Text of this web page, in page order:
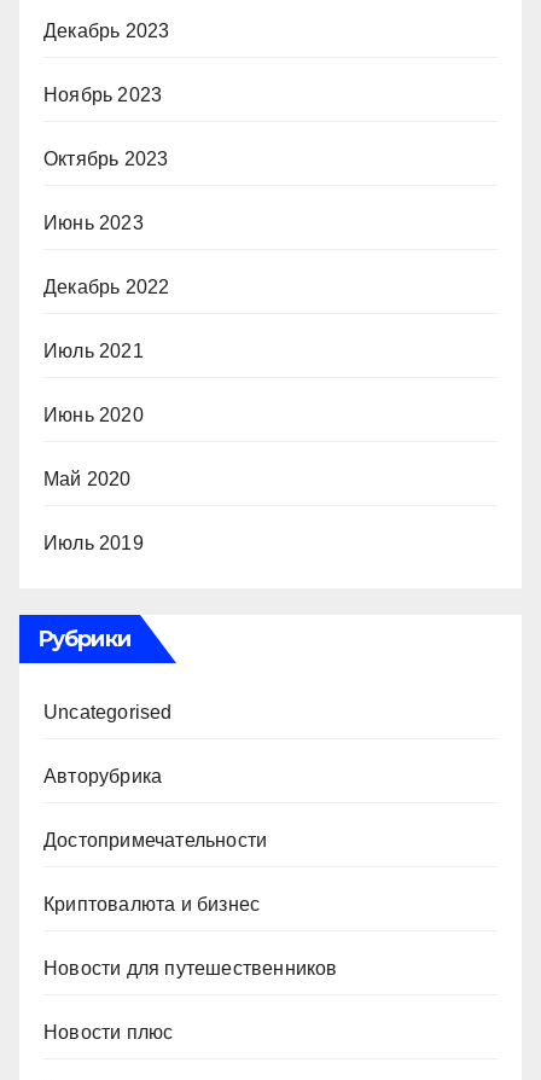
Декабрь 2023
Ноябрь 2023
Октябрь 2023
Июнь 2023
Декабрь 2022
Июль 2021
Июнь 2020
Май 2020
Июль 2019
Рубрики
Uncategorised
Авторубрика
Достопримечательности
Криптовалюта и бизнес
Новости для путешественников
Новости плюс